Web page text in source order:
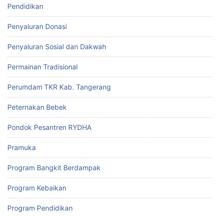
Pendidikan
Penyaluran Donasi
Penyaluran Sosial dan Dakwah
Permainan Tradisional
Perumdam TKR Kab. Tangerang
Peternakan Bebek
Pondok Pesantren RYDHA
Pramuka
Program Bangkit Berdampak
Program Kebaikan
Program Pendidikan